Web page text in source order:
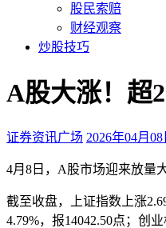
股民索赔
财经观察
炒股技巧
A股大涨！超
证券资讯广场 2026年04月08
4月8日，A股市场迎来放量
截至收盘，上证指数上涨
4.79%，报14042.50点 ；创